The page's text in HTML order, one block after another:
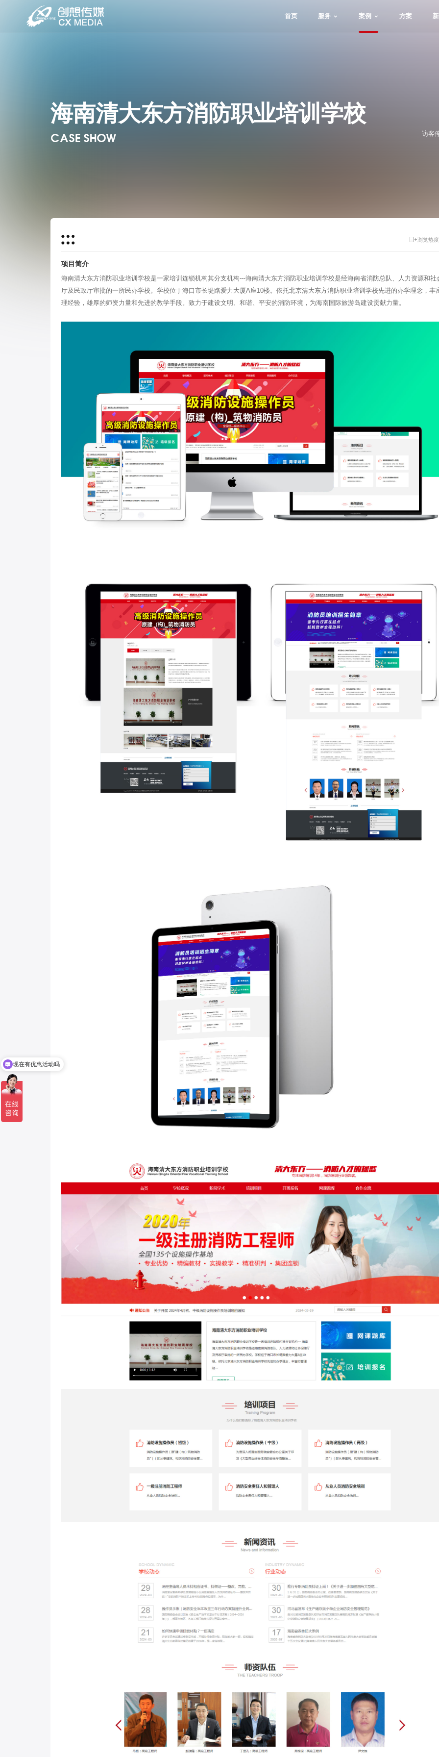
首页 服务 案例 方案
务实派网站开发服
Hi，我们可以一起帮您解决,您目前需解决的问题!
海南清大东方消防职业培训学校
CASE SHOW 访客
浏览热
项目简介
海南清大东方消防职业培训学校是一家培训连锁机构其分支机构---海南清大东方消防职业培训学校是经海南省消防总队、人力资源和社
厅及民政厅审批的一所民办学校。 学校位于海口市长堤路爱力大厦A座10楼。依托北京清大东方消防职业培训学校先进的办学理念，丰
理经验，雄厚的师资力量和先进的教学手段。致力于建设文明、和谐、平安的消防环境，为海南国际旅游岛建设贡献力量。
可以介绍下你们的产品么